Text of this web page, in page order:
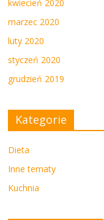
kwiecień 2020
marzec 2020
luty 2020
styczeń 2020
grudzień 2019
Kategorie
Dieta
Inne tematy
Kuchnia